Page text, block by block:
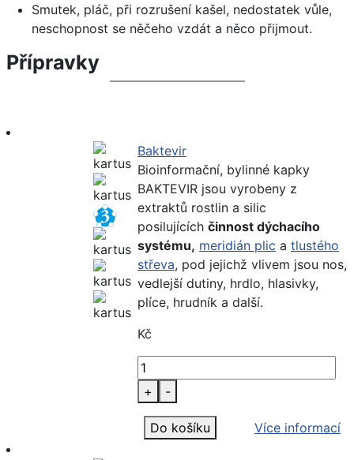
Smutek, pláč, při rozrušení kašel, nedostatek vůle,
neschopnost se něčeho vzdát a něco přijmout.
Přípravky
Baktevir
Bioinformační, bylinné kapky
BAKTEVIR jsou vyrobeny z
extraktů rostlin a silic
posilujících činnost dýchacího
systému, meridián plic a tlustého
střeva, pod jejichž vlivem jsou nos,
vedlejší dutiny, hrdlo, hlasivky,
plíce, hrudník a další.
Kč
+ -
Do košíku Více informací